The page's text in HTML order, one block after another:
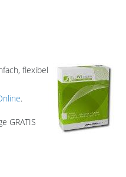
flexibel
.
GRATIS